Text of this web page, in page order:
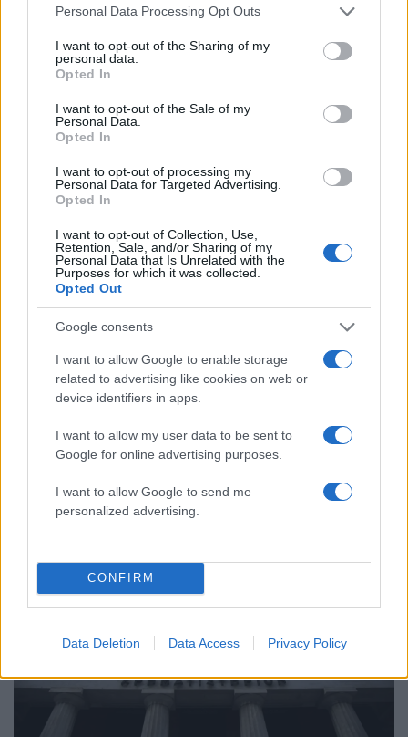
Please note that this website/app uses one or more Google
not limited to your visit or usage behaviour. You may click to
grant or deny consent to Google and its third-party tags to
use your data for below specified purposes in below Google
consent section.
Personal Data Processing Opt Outs
I want to opt-out of the Sharing of my
personal data.
Opted In
I want to opt-out of the Sale of my
Personal Data.
Opted In
I want to opt-out of processing my
Personal Data for Targeted Advertising.
Opted In
I want to opt-out of Collection, Use,
Retention, Sale, and/or Sharing of my
Personal Data that Is Unrelated with the
Purposes for which it was collected.
Opted Out
Google consents
I want to allow Google to enable storage
related to advertising like cookies on web or
device identifiers in apps.
I want to allow my user data to be sent to
Google for online advertising purposes.
I want to allow Google to send me
personalized advertising.
CONFIRM
Data Deletion Data Access Privacy Policy
Euronext: Στο επίκεντρο για την ευρωπαϊκή
ολοκλήρωση των κεφαλαιαγορών
Μπουζνά (Euronext): Δεν θα αυξήσουμε το
τίμημα στη δημόσια πρόταση για την ΕΧΑΕ